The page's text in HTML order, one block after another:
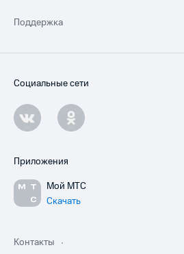
Поддержка
Социальные сети
Приложения
Мой МТС
Скачать
Контакты